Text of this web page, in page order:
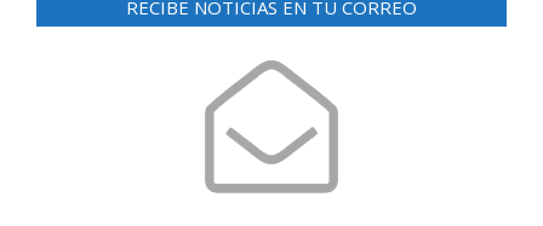
RECIBE NOTICIAS EN TU CORREO